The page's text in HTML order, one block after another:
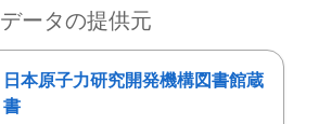
データの提供元
日本原子力研究開発機構図書館蔵
書